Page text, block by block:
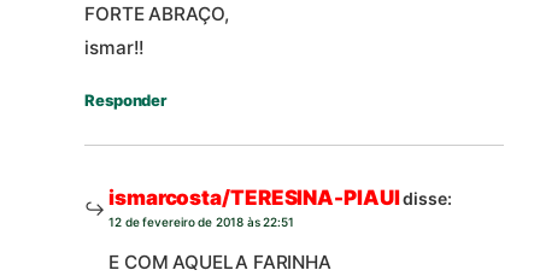
FORTE ABRAÇO,
ismar!!
Responder
ismarcosta/TERESINA-PIAUIdisse:
12 de fevereiro de 2018 às 22:51
E COM AQUELA FARINHA